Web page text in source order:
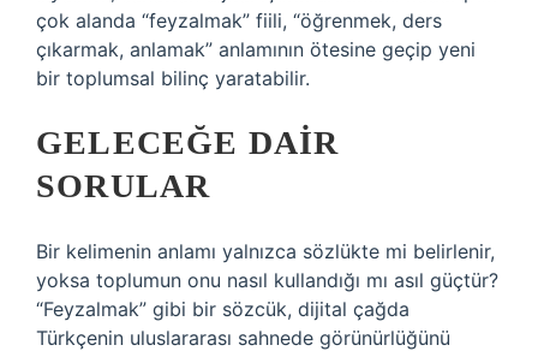
çok alanda “feyzalmak” fiili, “öğrenmek, ders
çıkarmak, anlamak” anlamının ötesine geçip yeni
bir toplumsal bilinç yaratabilir.
GELECEĞE DAIR
SORULAR
Bir kelimenin anlamı yalnızca sözlükte mi belirlenir,
yoksa toplumun onu nasıl kullandığı mı asıl güçtür?
“Feyzalmak” gibi bir sözcük, dijital çağda
Türkçenin uluslararası sahnede görünürlüğünü